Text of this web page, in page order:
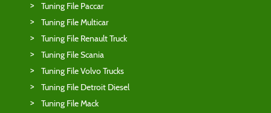
Tuning File Paccar
Tuning File Multicar
Tuning File Renault Truck
Tuning File Scania
Tuning File Volvo Trucks
Tuning File Detroit Diesel
Tuning File Mack